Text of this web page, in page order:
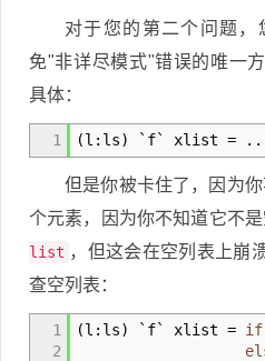
对于您的第二个问题
免"非详尽模式"错误的唯一
具体：
1 (l : ls) `f` xlist =
但是你被卡住了，因为你
个元素，因为你不知道它不
list ，但这会在空列表上崩
查空列表：
1
2
(l : ls) `f` xlist = if